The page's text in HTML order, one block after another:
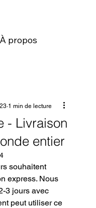
À propos
- Livraison
entier
1 min de lecture
souhaitent
express. Nous
3 jours avec
peut utiliser ce